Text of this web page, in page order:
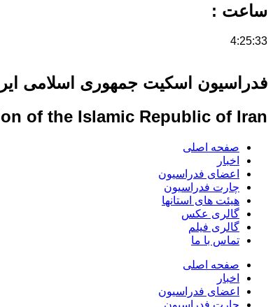
ساعت :
4:25:33
فدراسیون اسکیت جمهوری اسلامی
of the Islamic Republic of Iran
صفحه اصلی
اخبار
اعضای فدراسیون
چارت فدراسیون
هیئت های استانها
گالری عکس
گالری فیلم
تماس با ما
صفحه اصلی
اخبار
اعضای فدراسیون